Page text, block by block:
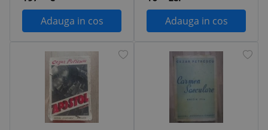
Adauga in cos
Constantinescu)
Adauga in cos